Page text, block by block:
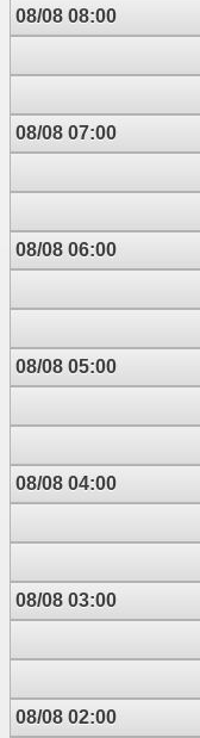
08/08 08:00
08/08 07:00
08/08 06:00
08/08 05:00
08/08 04:00
08/08 03:00
08/08 02:00